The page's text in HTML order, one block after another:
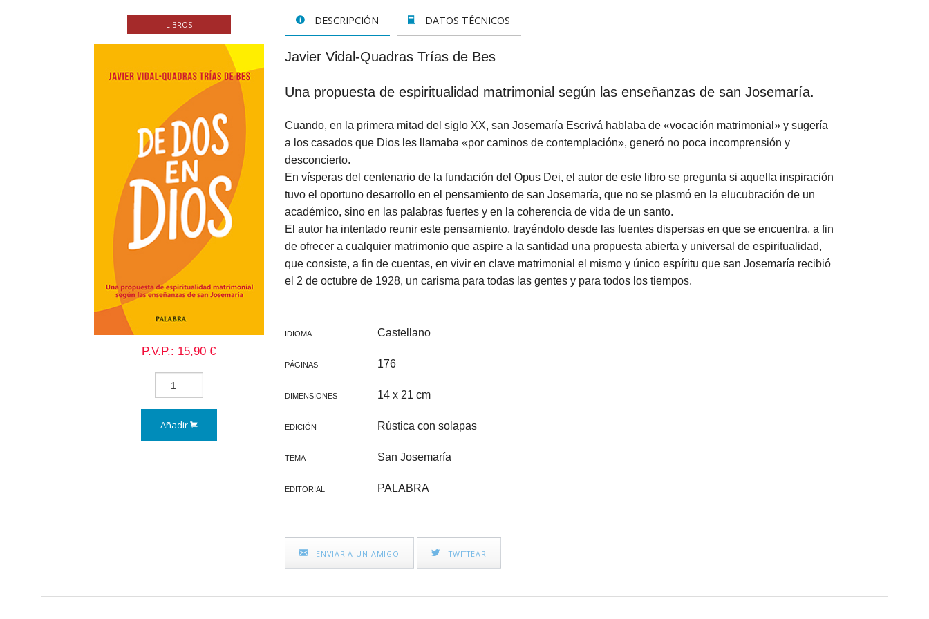
DOCUMENTALES
JUVENIL
SAN JOSEMARÍA
CATEQUESIS
PAPA FRANCISCO
ÁLVARO DEL PORTILLO
VARIOS
INFANTIL Y JUVENIL
PARA REZAR...
ESPIRITUALIDAD Y DOCTRINA
AÑO DE LA FE
INFANTIL
JUVENIL
HAGIOGRAFÍA Y BIOGRAFIAS
SAN JOSEMARÍA
LEÓN XIV
JUEGOS CATÓLICOS
CHRISTMAS
MISALES
EBOOKS
SUSCRIPCION DIGITAL
LIBROS
P.V.P.: 15,90 €
Añadir
DESCRIPCIÓN DATOS TÉCNICOS
Javier Vidal-Quadras Trías de Bes
Una propuesta de espiritualidad matrimonial según las enseñanzas de san Josemaría.
Cuando, en la primera mitad del siglo XX, san Josemaría Escrivá hablaba de «vocación matrimonial» y sugería
a los casados que Dios les llamaba «por caminos de contemplación», generó no poca incomprensión y
desconcierto.
En vísperas del centenario de la fundación del Opus Dei, el autor de este libro se pregunta si aquella inspiración
tuvo el oportuno desarrollo en el pensamiento de san Josemaría, que no se plasmó en la elucubración de un
académico, sino en las palabras fuertes y en la coherencia de vida de un santo.
El autor ha intentado reunir este pensamiento, trayéndolo desde las fuentes dispersas en que se encuentra, a fin
de ofrecer a cualquier matrimonio que aspire a la santidad una propuesta abierta y universal de espiritualidad,
que consiste, a fin de cuentas, en vivir en clave matrimonial el mismo y único espíritu que san Josemaría recibió
el 2 de octubre de 1928, un carisma para todas las gentes y para todos los tiempos.
IDIOMA Castellano
PÁGINAS 176
DIMENSIONES 14 x 21 cm
EDICIÓN Rústica con solapas
TEMA San Josemaría
EDITORIAL PALABRA
ENVIAR A UN AMIGO TWITTEAR